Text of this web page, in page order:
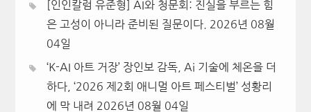
[인인칼럼 유준형] AI와 청문회: 진실을 부르는 힘
은 고성이 아니라 준비된 질문이다.
2026년 08월
04일
‘K-AI 아트 거장’ 장인보 감독, Ai 기술에 체온을 더
하다, ‘2026 제2회 애니멀 아트 페스티벌’ 성황리
에 막 내려 2026년 08월 04일